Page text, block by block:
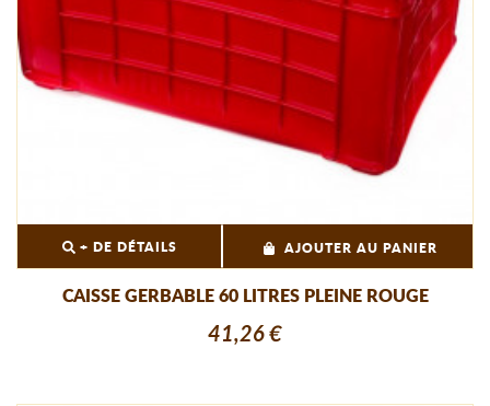
+ DE DÉTAILS AJOUTER AU PANIER
CAISSE GERBABLE 60 LITRES PLEINE ROUGE
41,26 €